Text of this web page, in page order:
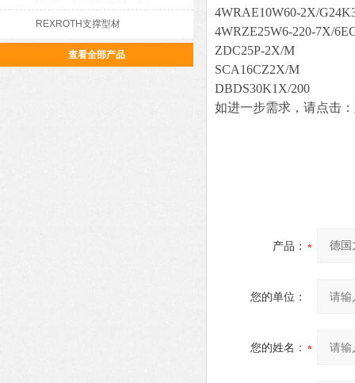
REXROTH支撑型材
查看全部产品
4WRAE10W60-2X/
4WRZE25W6-220-7X/
ZDC25P-2X/M
SCA16CZ2X/M
DBDS30K1X/200
如进一步需求，请点击
产品：
您的单位：
您的姓名：